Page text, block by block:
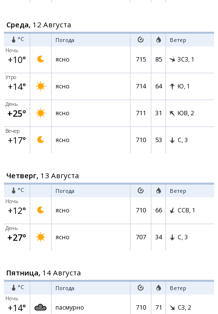
Среда, 12 Августа
°C Погода Ветер
Ночь
+10° ясно 715 85 ЗСЗ, 1
Утро
+14° ясно 714 64 Ю, 1
День
+25° ясно 711 31 ЮВ, 2
Вечер
+17° ясно 710 53 С, 3
Четверг, 13 Августа
°C Погода Ветер
Ночь
+12° ясно 710 66 ССВ, 1
День
+27° ясно 707 34 С, 3
Пятница, 14 Августа
°C Погода Ветер
Ночь
+14° пасмурно 710 71 СЗ, 2